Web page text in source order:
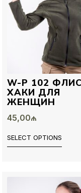
W-P 102 ФЛИС
ХАКИ ДЛЯ
ЖЕНЩИН
45,00₼
SELECT OPTIONS